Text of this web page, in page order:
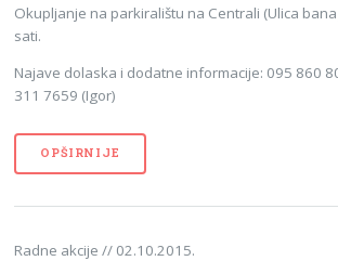
Okupljanje na parkiralištu na Centrali (Ulica bana
sati.
Najave dolaska i dodatne informacije: 095 860
311 7659 (Igor)
OPŠIRNIJE
Radne akcije// 02.10.2015.